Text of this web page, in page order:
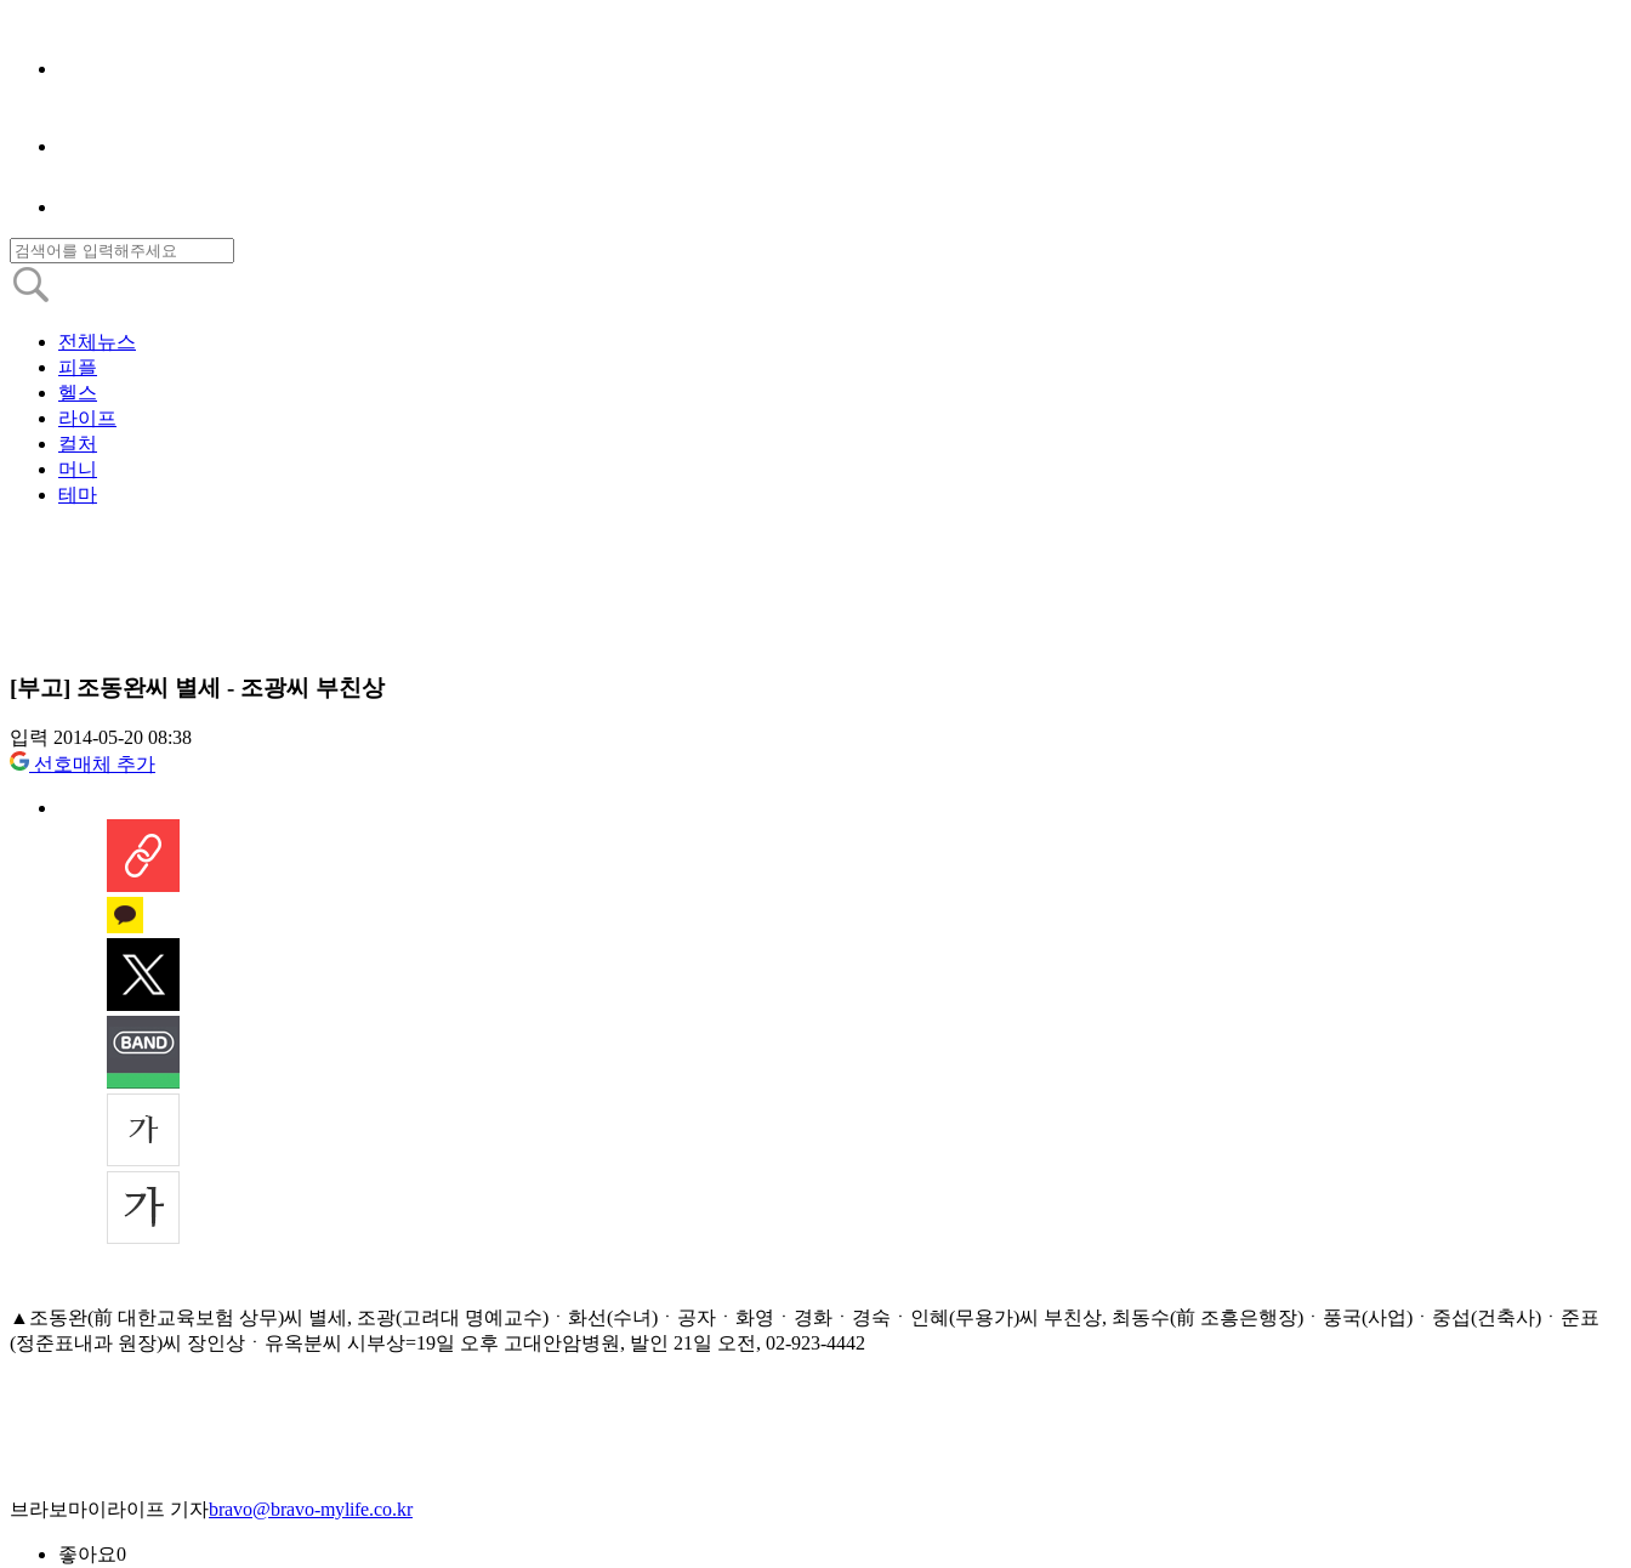
전체뉴스
피플
헬스
라이프
컬처
머니
테마
[부고] 조동완씨 별세 - 조광씨 부친상
입력 2014-05-20 08:38
선호매체 추가
▲조동완(前 대한교육보험 상무)씨 별세, 조광(고려대 명예교수)ㆍ화선(수녀)ㆍ공자ㆍ화영ㆍ경화ㆍ경숙ㆍ인혜(무용가)씨 부친상, 최동수(前 조흥은행장)ㆍ풍국(사업)ㆍ중섭(건축사)ㆍ준표
(정준표내과 원장)씨 장인상ㆍ유옥분씨 시부상=19일 오후 고대안암병원, 발인 21일 오전, 02-923-4442
브라보마이라이프 기자bravo@bravo-mylife.co.kr
좋아요0